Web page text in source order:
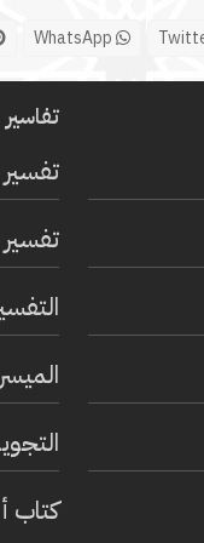
تفسير
كتاب